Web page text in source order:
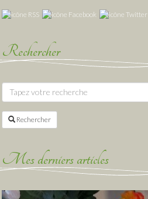
Rechercher
Rechercher
Mes derniers articles